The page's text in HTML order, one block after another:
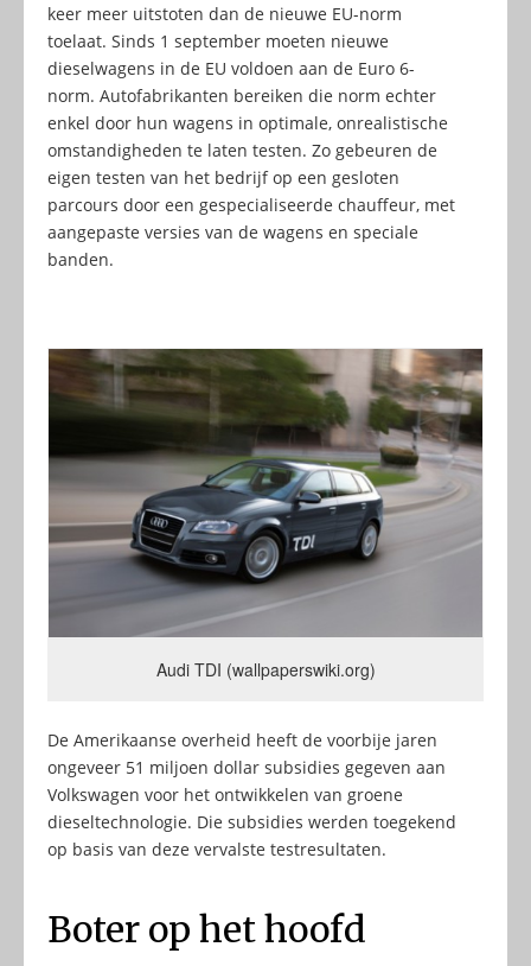
keer meer uitstoten dan de nieuwe EU-norm
toelaat. Sinds 1 september moeten nieuwe
dieselwagens in de EU voldoen aan de Euro 6-
norm. Autofabrikanten bereiken die norm echter
enkel door hun wagens in optimale, onrealistische
omstandigheden te laten testen. Zo gebeuren de
eigen testen van het bedrijf op een gesloten
parcours door een gespecialiseerde chauffeur, met
aangepaste versies van de wagens en speciale
banden.
Audi TDI (wallpaperswiki.org)
De Amerikaanse overheid heeft de voorbije jaren
ongeveer 51 miljoen dollar subsidies gegeven aan
Volkswagen voor het ontwikkelen van groene
dieseltechnologie. Die subsidies werden toegekend
op basis van deze vervalste testresultaten.
Boter op het hoofd